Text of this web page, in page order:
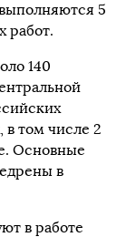
5
работ.
140
в том числе 2
Основные
в
в работе